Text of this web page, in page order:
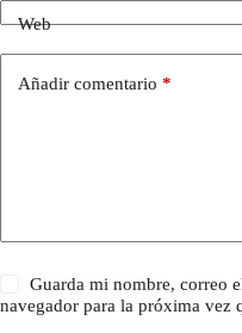
Web
Añadir comentario *
Guarda mi nombre, correo
navegador para la próxima vez